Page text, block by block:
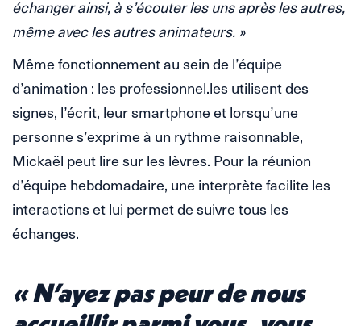
échanger ainsi, à s’écouter les uns après les autres,
même avec les autres animateurs. »
Même fonctionnement au sein de l’équipe
d’animation : les professionnel.les utilisent des
signes, l’écrit, leur smartphone et lorsqu’une
personne s’exprime à un rythme raisonnable,
Mickaël peut lire sur les lèvres. Pour la réunion
d’équipe hebdomadaire, une interprète facilite les
interactions et lui permet de suivre tous les
échanges.
« N’ayez pas peur de nous